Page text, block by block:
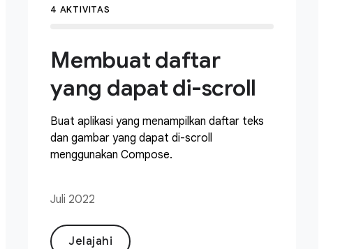
4 AKTIVITAS
Membuat daftar
yang dapat di-scroll
Buat aplikasi yang menampilkan daftar teks
dan gambar yang dapat di-scroll
menggunakan Compose.
Juli 2022
Jelajahi